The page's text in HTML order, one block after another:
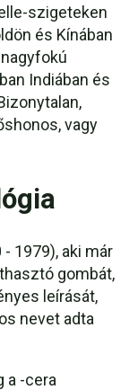
szigeteken
és Kínában
Indiában és
vagy
1979), aki már
gombát,
leírását,
nevet adta
a -cera